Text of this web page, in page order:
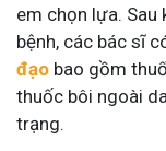
em chọn lựa. Sau
bệnh, các bác sĩ
đạo bao gồm
thuốc bôi ngoài
trạng.